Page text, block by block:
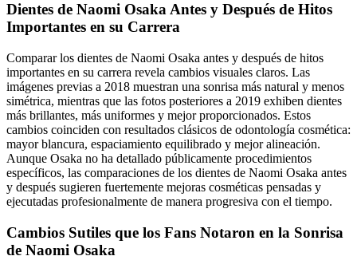
Dientes de Naomi Osaka Antes y Después de Hitos
Importantes en su Carrera
Comparar los dientes de Naomi Osaka antes y después de hitos
importantes en su carrera revela cambios visuales claros. Las
imágenes previas a 2018 muestran una sonrisa más natural y menos
simétrica, mientras que las fotos posteriores a 2019 exhiben dientes
más brillantes, más uniformes y mejor proporcionados. Estos
cambios coinciden con resultados clásicos de odontología cosmética:
mayor blancura, espaciamiento equilibrado y mejor alineación.
Aunque Osaka no ha detallado públicamente procedimientos
específicos, las comparaciones de los dientes de Naomi Osaka antes
y después sugieren fuertemente mejoras cosméticas pensadas y
ejecutadas profesionalmente de manera progresiva con el tiempo.
Cambios Sutiles que los Fans Notaron en la Sonrisa
de Naomi Osaka